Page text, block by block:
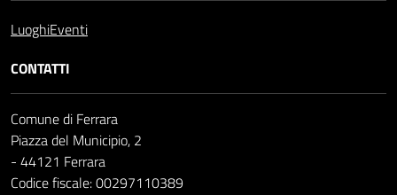
LuoghiEventi
CONTATTI
Comune di Ferrara
Piazza del Municipio, 2
- 44121 Ferrara
Codice fiscale: 00297110389